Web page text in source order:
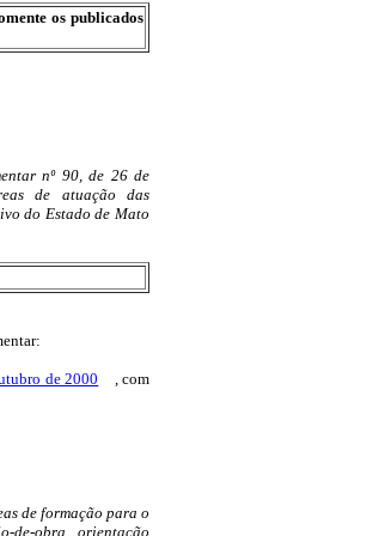
os publicados
nº 90, de 26 de
de atuação das
do Estado de Mato
de 2000
, com
de formação para o
de-obra, orientação